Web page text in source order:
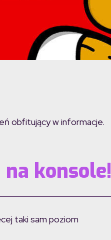
obfitujący w informacje.
konsole!
taki sam poziom